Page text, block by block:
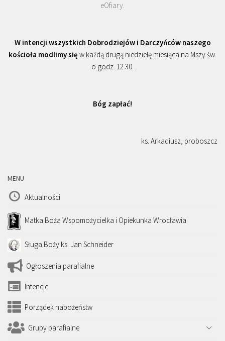
eOfiary.
W intencji wszystkich Dobrodziejów i Darczyńców naszego
kościoła modlimy się w każdą drugą niedzielę miesiąca na Mszy św.
o godz. 12.30.
Bóg zapłać!
ks. Arkadiusz, proboszcz
MENU
Aktualności
Matka Boża Wspomożycielka i Opiekunka Wrocławia
Sługa Boży ks. Jan Schneider
Ogłoszenia parafialne
Intencje
Porządek nabożeństw
Grupy parafialne